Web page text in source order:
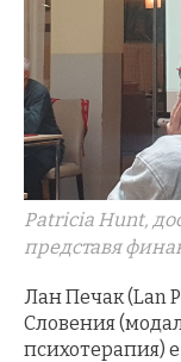
Patricia Hunt,
представя
Лан Печак (Lan
Словения
психотерапия)